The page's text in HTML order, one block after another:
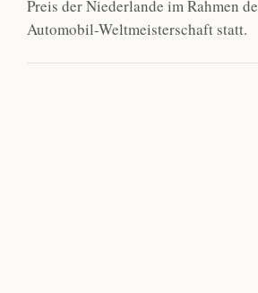
Preis der Niederlande im Rahmen
Automobil-Weltmeisterschaft statt.